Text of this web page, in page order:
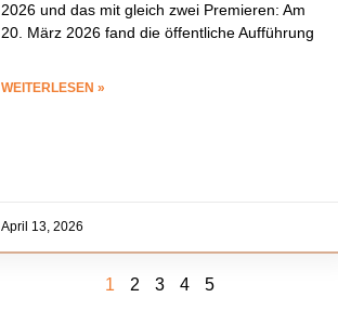
2026 und das mit gleich zwei Premieren: Am
20. März 2026 fand die öffentliche Aufführung
WEITERLESEN »
April 13, 2026
1 2 3 4 5